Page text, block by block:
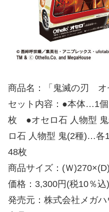
商品名：「鬼滅の刃 オ
セット内容：●本体…1
枚 ●オセロ石 人物型
ロ石 人物型 鬼(2種)…
48枚
商品サイズ：(Ｗ
価格：3,300円(税10％
発売元：株式会社メガハ